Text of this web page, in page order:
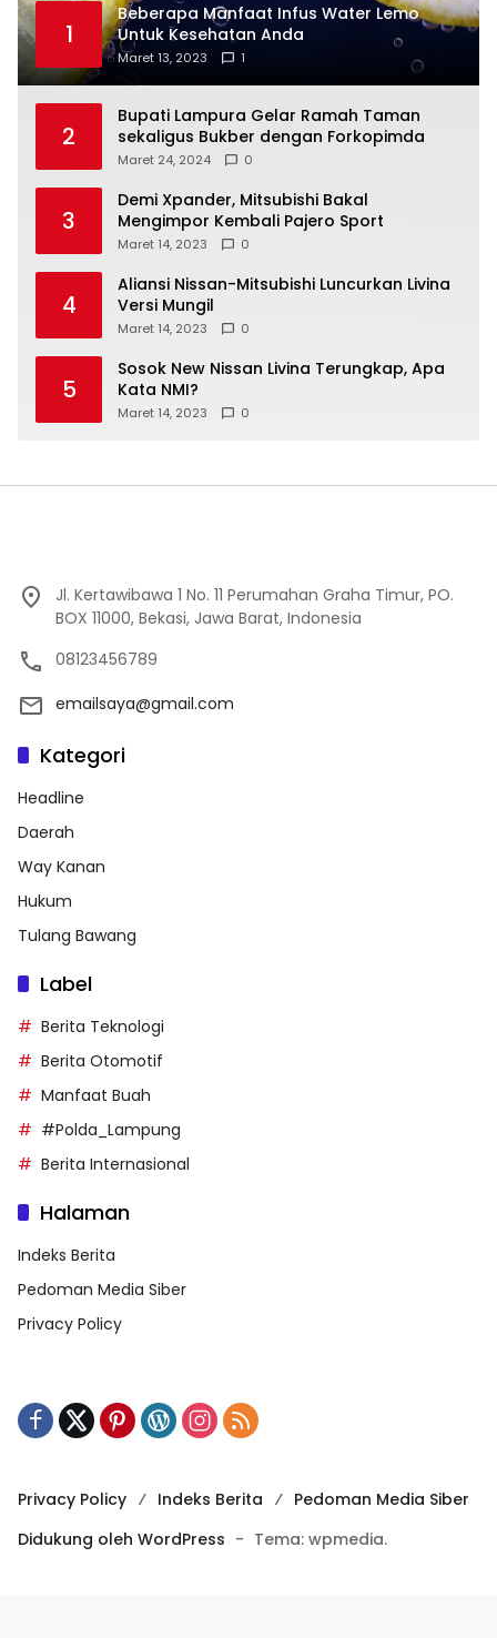
1
Beberapa Manfaat Infus Water Lemo
Untuk Kesehatan Anda
Maret 13, 2023 1
2
Bupati Lampura Gelar Ramah Taman
sekaligus Bukber dengan Forkopimda
Maret 24, 2024 0
3
Demi Xpander, Mitsubishi Bakal
Mengimpor Kembali Pajero Sport
Maret 14, 2023 0
4
Aliansi Nissan-Mitsubishi Luncurkan Livina
Versi Mungil
Maret 14, 2023 0
5
Sosok New Nissan Livina Terungkap, Apa
Kata NMI?
Maret 14, 2023 0
Jl. Kertawibawa 1 No. 11 Perumahan Graha Timur, PO.
BOX 11000, Bekasi, Jawa Barat, Indonesia
08123456789
emailsaya@gmail.com
Kategori
Headline
Daerah
Way Kanan
Hukum
Tulang Bawang
Label
Berita Teknologi
Berita Otomotif
Manfaat Buah
#Polda_Lampung
Berita Internasional
Halaman
Indeks Berita
Pedoman Media Siber
Privacy Policy
Privacy Policy Indeks Berita
Pedoman Media Siber
Didukung oleh WordPress - Tema: wpmedia.